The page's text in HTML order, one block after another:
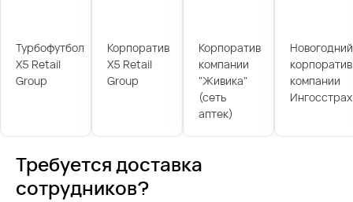
Турбофутбол
X5 Retail
Group
Корпоратив
X5 Retail
Group
Корпоратив
компании
"Живика"
(сеть
аптек)
Новогодний
корпоратив
компании
Ингосстрах
Требуется доставка
сотрудников?